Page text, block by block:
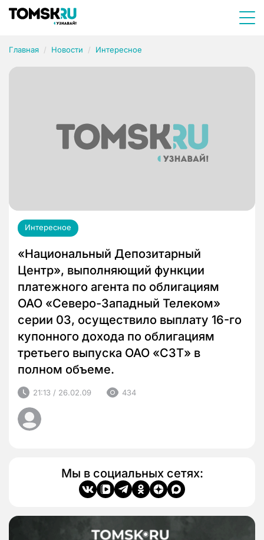
Главная Новости Интересное
Интересное
«Национальный Депозитарный
Центр», выполняющий функции
платежного агента по облигациям
ОАО «Северо-Западный Телеком»
серии 03, осуществило выплату 16-го
купонного дохода по облигациям
третьего выпуска ОАО «СЗТ» в
полном объеме.
21:13 / 26.02.09 434
Мы в социальных сетях: